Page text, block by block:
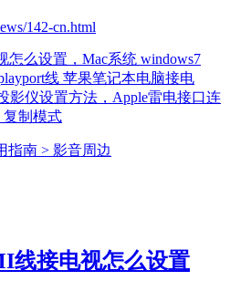
142-cn.html
么设置，Mac系统 windows7
线 苹果笔记本电脑接电
影仪设置方法，Apple雷电接口连
复制模式
指南 > 影音周边
线接电视怎么设置